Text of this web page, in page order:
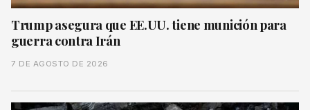
Trump asegura que EE.UU. tiene munición para
guerra contra Irán
7 DE AGOSTO DE 2026